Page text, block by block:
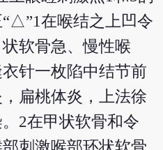
“△”1在喉结之上凹令
软骨急、慢性喉
针一枚陷中结节前
扁桃体炎，上法徐
2在甲状软骨和令